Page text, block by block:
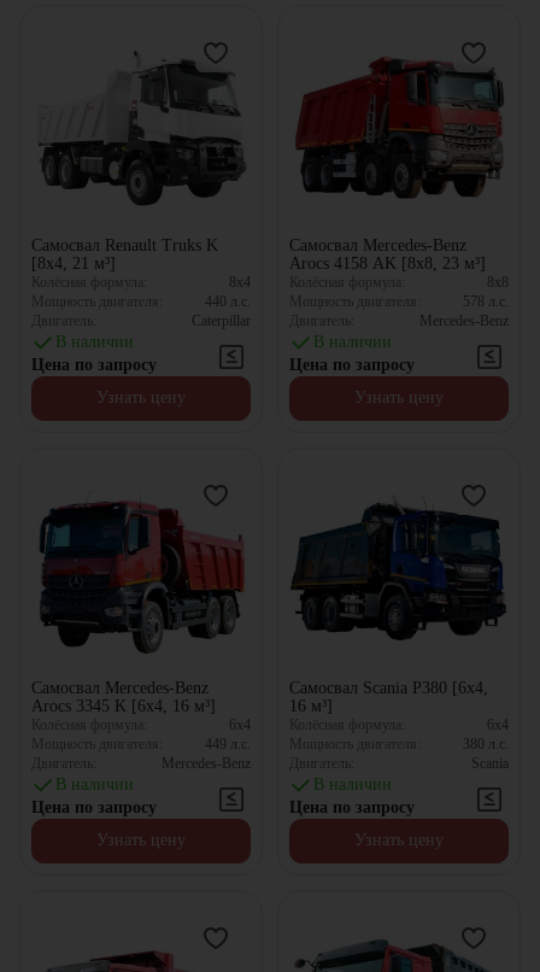
Самосвал Renault Truks K
[8x4, 21 м³]
Колёсная формула:
8x4
Мощность двигателя:
440 л.с.
Двигатель:
Caterpillar
В наличии
Цена по запросу
Узнать цену
Самосвал Mercedes-Benz
Arocs 4158 AK [8x8, 23 м³]
Колёсная формула:
8x8
Мощность двигателя:
578 л.с.
Двигатель:
Mercedes-Benz
В наличии
Цена по запросу
Узнать цену
Самосвал Mercedes-Benz
Arocs 3345 K [6x4, 16 м³]
Колёсная формула:
6x4
Мощность двигателя:
449 л.с.
Двигатель:
Mercedes-Benz
В наличии
Цена по запросу
Узнать цену
Самосвал Scania P380 [6x4,
16 м³]
Колёсная формула:
6x4
Мощность двигателя:
380 л.с.
Двигатель:
Scania
В наличии
Цена по запросу
Узнать цену